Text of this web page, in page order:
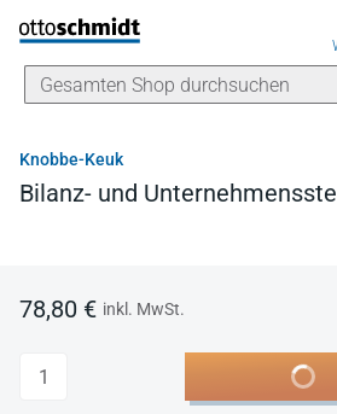
Direkt zum Inhalt
Knobbe-Keuk
Bilanz- und
78,80 € inkl. MwSt.
Anzahl In den